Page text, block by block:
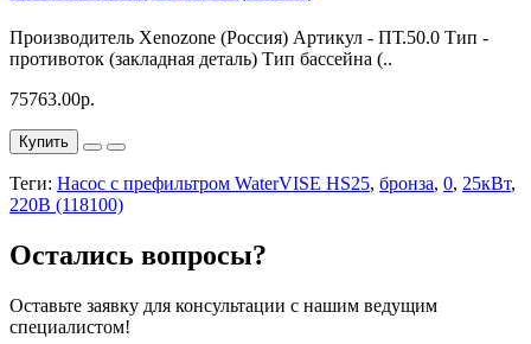
Производитель Xenozone (Россия) Артикул - ПТ.50.0 Тип -
противоток (закладная деталь) Тип бассейна (..
75763.00р.
Купить
Теги: Насос с префильтром WaterVISE HS25, бронза, 0, 25кВт,
220В (118100)
Остались вопросы?
Оставьте заявку для консультации с нашим ведущим
специалистом!